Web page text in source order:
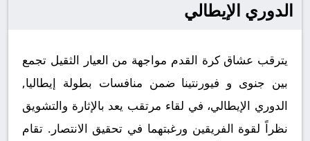
الدوري الإيطالي
يترقب عشاق كرة القدم مواجهة من العيار الثقيل تجمع
بين جنوى و فيورنتينا ضمن منافسات بطولة إيطاليا,
الدوري الإيطالي، في لقاء مرتقب يعد بالإثارة والتشويق
نظراً لقوة الفريقين ورغبتهما في تحقيق الانتصار. تقام